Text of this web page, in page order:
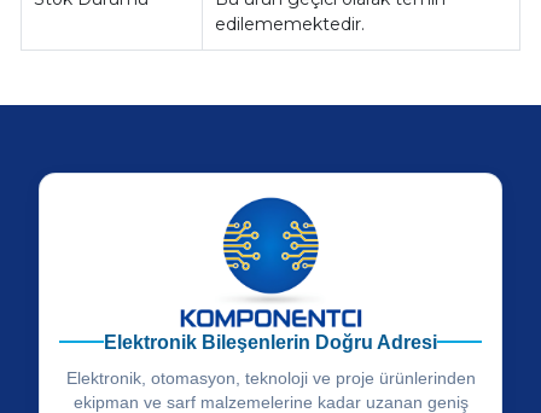
edilememektedir.
Elektronik Bileşenlerin Doğru Adresi
Elektronik, otomasyon, teknoloji ve proje ürünlerinden
ekipman ve sarf malzemelerine kadar uzanan geniş